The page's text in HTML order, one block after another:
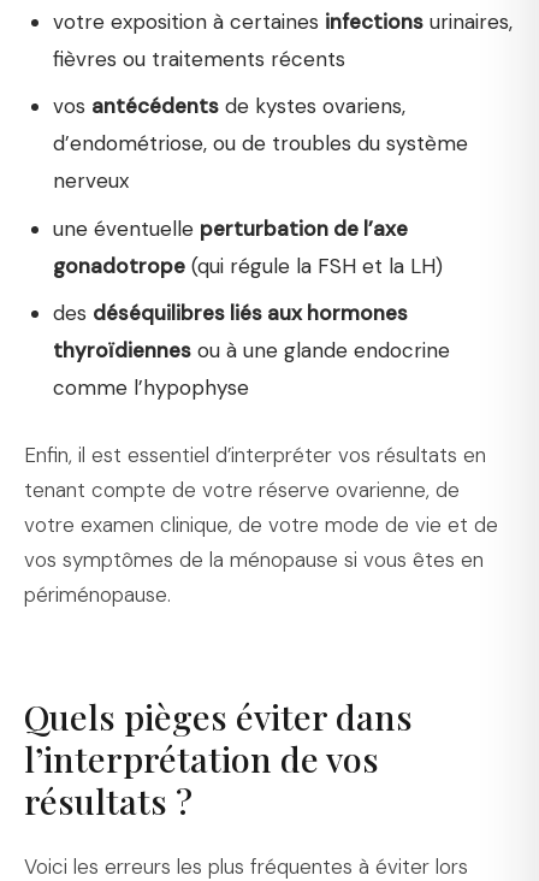
votre exposition à certaines infectionsurinaires,
fièvres ou traitements récents
vos antécédentsde kystes ovariens,
d’endométriose, ou de troubles du système
nerveux
une éventuelle perturbation de l’axe
gonadotrope(qui régule la FSH et la LH)
des déséquilibres liés aux hormones
thyroïdiennesou à une glande endocrine
comme l’hypophyse
Enfin, il est essentiel d’interpréter vos résultats en
tenant compte de votre réserve ovarienne, de
votre examen clinique, de votre mode de vie et de
vos symptômes de la ménopause si vous êtes en
périménopause.
Quels pièges éviter dans
l’interprétation de vos
résultats ?
Voici les erreurs les plus fréquentes à éviter lors